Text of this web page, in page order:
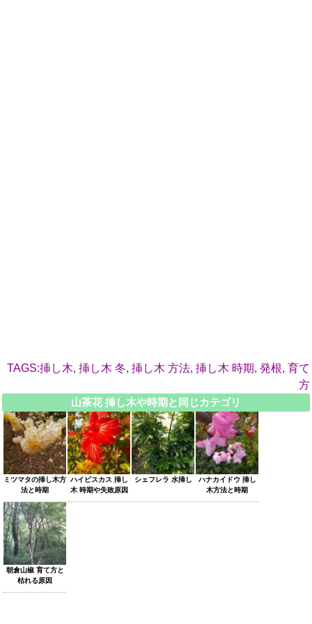
TAGS:挿し木, 挿し木 冬, 挿し木 方法, 挿し木 時期, 発根, 育て
方
山茶花 挿し木や時期と同じカテゴリ
ミツマタの挿し木方
法と時期
ハイビスカス 挿し
木 時期や失敗原因
シェフレラ 水挿し
ハナカイドウ 挿し
木方法と時期
朝倉山椒 育て方と
枯れる原因